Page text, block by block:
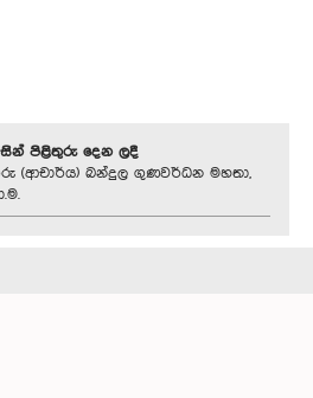
පිළිතුරු දෙන ලදී
(ආචාර්ය) බන්දුල ගුණවර්ධන මහතා,